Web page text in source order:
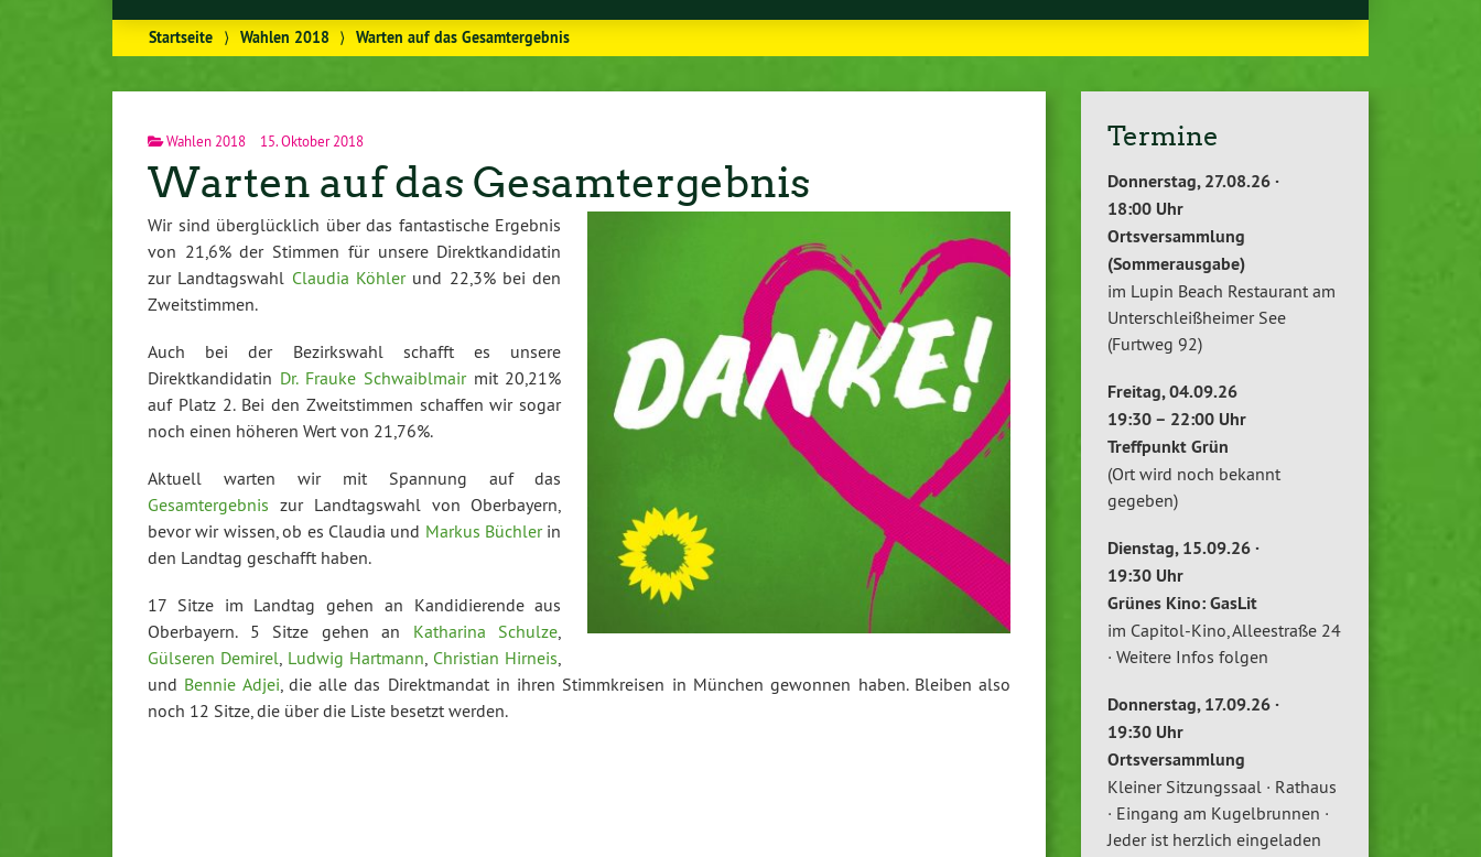
Startseite ⟩ Wahlen 2018 ⟩ Warten auf das Gesamtergebnis
Wahlen 2018 15. Oktober 2018
Warten auf das Gesamtergebnis
Wir sind überglücklich über das fantastische Ergebnis
von 21,6% der Stimmen für unsere Direktkandidatin
zur Landtagswahl Claudia Köhlerund 22,3% bei den
Zweitstimmen.
Auch bei der Bezirkswahl schafft es unsere
Direktkandidatin Dr. Frauke Schwaiblmairmit 20,21%
auf Platz 2. Bei den Zweitstimmen schaffen wir sogar
noch einen höheren Wert von 21,76%.
Aktuell warten wir mit Spannung auf das
Gesamtergebnis zur Landtagswahl von Oberbayern,
bevor wir wissen, ob es Claudia und Markus Büchlerin
den Landtag geschafft haben.
17 Sitze im Landtag gehen an Kandidierende aus
Oberbayern. 5 Sitze gehen an Katharina Schulze,
Gülseren Demirel, Ludwig Hartmann, Christian Hirneis,
und Bennie Adjei, die alle das Direktmandat in ihren Stimmkreisen in München gewonnen haben. Bleiben also
noch 12 Sitze, die über die Liste besetzt werden.
Termine
Donnerstag, 27.08.26 ·
18:00 Uhr
Ortsversammlung
(Sommerausgabe)
im Lupin Beach Restaurant am
Unterschleißheimer See
(Furtweg 92)
Freitag, 04.09.26
19:30 – 22:00 Uhr
Treffpunkt Grün
(Ort wird noch bekannt
gegeben)
Dienstag, 15.09.26 ·
19:30 Uhr
Grünes Kino: GasLit
im Capitol-Kino, Alleestraße 24
· Weitere Infos folgen
Donnerstag, 17.09.26 ·
19:30 Uhr
Ortsversammlung
Kleiner Sitzungssaal · Rathaus
· Eingang am Kugelbrunnen ·
Jeder ist herzlich eingeladen